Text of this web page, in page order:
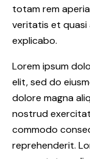
totam rem
veritatis et
explicabo.
Lorem ipsum
elit, sed do
dolore magna
nostrud
commodo
reprehenderit.